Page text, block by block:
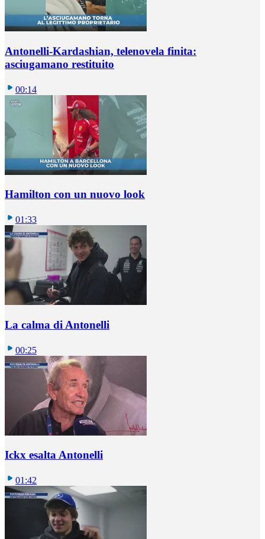
Antonelli-Kardashian, telenovela finita:
asciugamano restituito
00:14
Hamilton con un nuovo look
01:33
La calma di Antonelli
00:25
Ickx esalta Antonelli
01:42